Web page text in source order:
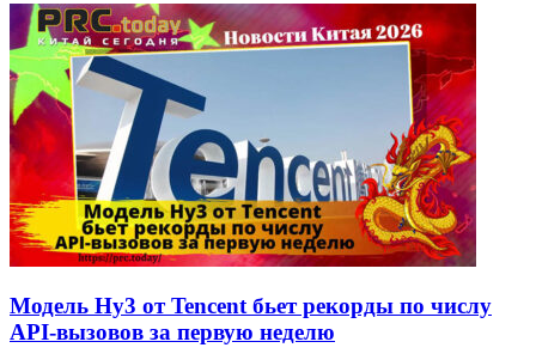
Модель Hy3 от Tencent бьет рекорды по числу
API-вызовов за первую неделю